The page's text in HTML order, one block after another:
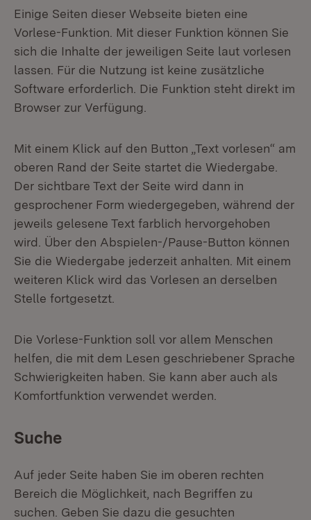
Einige Seiten dieser Webseite bieten eine
Vorlese-Funktion. Mit dieser Funktion können Sie
sich die Inhalte der jeweiligen Seite laut vorlesen
lassen. Für die Nutzung ist keine zusätzliche
Software erforderlich. Die Funktion steht direkt im
Browser zur Verfügung.
Mit einem Klick auf den Button „Text vorlesen“ am
oberen Rand der Seite startet die Wiedergabe.
Der sichtbare Text der Seite wird dann in
gesprochener Form wiedergegeben, während der
jeweils gelesene Text farblich hervorgehoben
wird. Über den Abspielen-/Pause-Button können
Sie die Wiedergabe jederzeit anhalten. Mit einem
weiteren Klick wird das Vorlesen an derselben
Stelle fortgesetzt.
Die Vorlese-Funktion soll vor allem Menschen
helfen, die mit dem Lesen geschriebener Sprache
Schwierigkeiten haben. Sie kann aber auch als
Komfortfunktion verwendet werden.
Suche
Auf jeder Seite haben Sie im oberen rechten
Bereich die Möglichkeit, nach Begriffen zu
suchen. Geben Sie dazu die gesuchten